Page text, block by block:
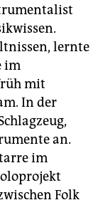
lernte
im
mit
In der
an.
im
Folk